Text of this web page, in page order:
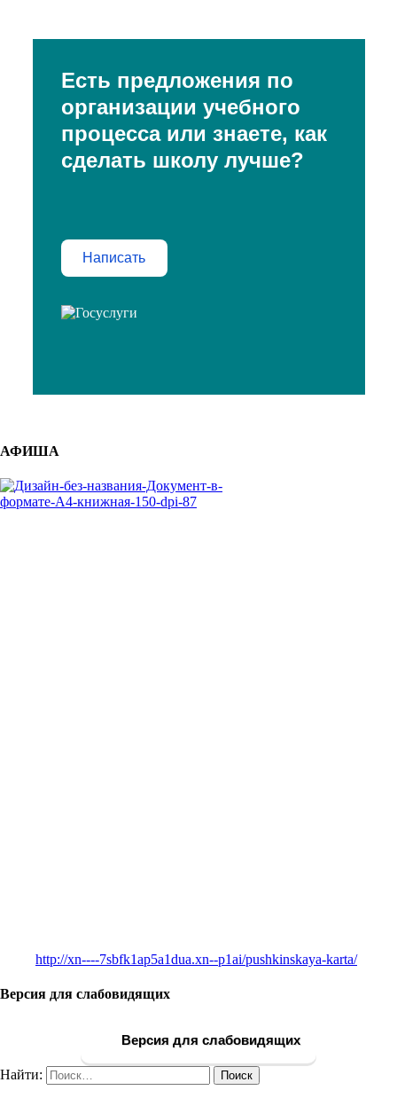
Есть предложения по
организации учебного
процесса или знаете, как
сделать школу лучше?
Написать
АФИША
http://xn----7sbfk1ap5a1dua.xn--p1ai/pushkinskaya-karta/
Версия для слабовидящих
Версия для слабовидящих
Найти: